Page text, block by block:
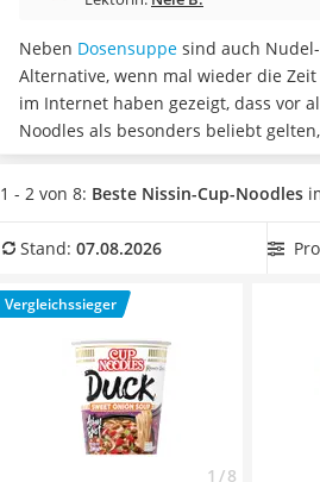
Honig
Gemüsebrühe
Eiskaffee-Pulver
Irischer Whiskey
Grapefruitkernextrakt
Matcha-Set
MCT-Öl
Erythrit
Müsli ohne Zuckerzusatz
Neben Dosensuppe sind auch
Alternative, wenn mal wieder die
im Internet haben gezeigt, dass vor
Noodles als besonders beliebt
Geschmacksrichtungen verfügbar
größere Packung Nissin-Cup-
anlegen möchten. Überzeugt hat uns
Eigenschaften.
1 - 2 von 8: Beste Nissin-Cup-Noodles
Stand: 07.08.2026
Vergleichssieger
1 / 8